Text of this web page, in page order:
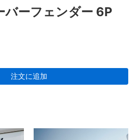
ーフェンダー 6P
注文に追加